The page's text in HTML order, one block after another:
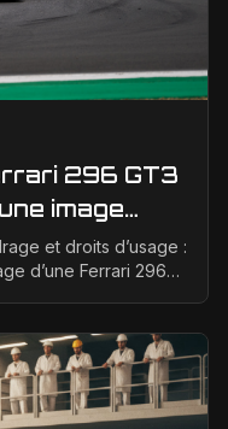
296 GT3
image
course
et droits d’usage :
d’une Ferrari 296